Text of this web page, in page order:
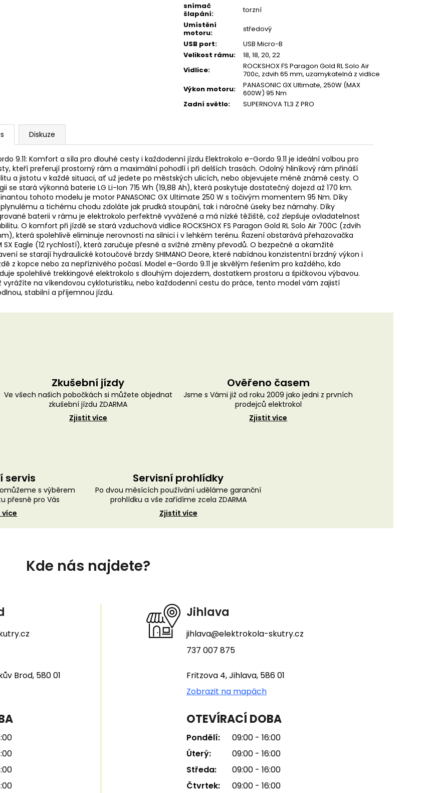
snímač
šlapání:
torzní
Umístění
motoru:
středový
USB port:
USB Micro-B
Velikost rámu:
18, 18, 20, 22
Vidlice:
ROCKSHOX FS Paragon Gold RL Solo Air
700c, zdvih 65 mm, uzamykatelná z vidlice
Výkon motoru:
PANASONIC GX Ultimate, 250W (MAX
600W) 95 Nm
Zadní světlo: SUPERNOVA TL3 Z PRO
Diskuze
9.11: Komfort a síla pro dlouhé cesty i každodenní jízdu Elektrokolo e-Gordo 9.11 je ideální volbou pro
kteří preferují prostorný rám a maximální pohodlí i při delších trasách. Odolný hliníkový rám přináší
a jistotu v každé situaci, ať už jedete po městských ulicích, nebo objevujete méně známé cesty. O
se stará výkonná baterie LG Li-Ion 715 Wh (19,88 Ah), která poskytuje dostatečný dojezd až 170 km.
tohoto modelu je motor PANASONIC GX Ultimate 250 W s točivým momentem 95 Nm. Díky
a tichému chodu zdoláte jak prudká stoupání, tak i náročné úseky bez námahy. Díky
baterii v rámu je elektrokolo perfektně vyvážené a má nízké těžiště, což zlepšuje ovladatelnost
O komfort při jízdě se stará vzduchová vidlice ROCKSHOX FS Paragon Gold RL Solo Air 700C (zdvih
která spolehlivě eliminuje nerovnosti na silnici i v lehkém terénu. Řazení obstarává přehazovačka
SX Eagle (12 rychlostí), která zaručuje přesné a svižné změny převodů. O bezpečné a okamžité
se starají hydraulické kotoučové brzdy SHIMANO Deore, které nabídnou konzistentní brzdný výkon i
z kopce nebo za nepříznivého počasí. Model e-Gordo 9.11 je skvělým řešením pro každého, kdo
spolehlivé trekkingové elektrokolo s dlouhým dojezdem, dostatkem prostoru a špičkovou výbavou.
vyrážíte na víkendovou cykloturistiku, nebo každodenní cestu do práce, tento model vám zajistí
stabilní a příjemnou jízdu.
Zkušební jízdy
Ve všech našich pobočkách si můžete objednat
zkušební jízdu ZDARMA
Zjistit více
Ověřeno časem
Jsme s Vámi již od roku 2009 jako jedni z prvních
prodejců elektrokol
Zjistit více
servis
s výběrem
přesně pro Vás
Servisní prohlídky
Po dvou měsících používání uděláme garanční
prohlídku a vše zařídíme zcela ZDARMA
Zjistit více
Kde nás najdete?
Brod, 580 01
Jihlava
jihlava@elektrokola-skutry.cz
737 007 875
Fritzova 4, Jihlava, 586 01
Zobrazit na mapách
OTEVÍRACÍ DOBA
Pondělí:
09:00 - 16:00
Úterý:
09:00 - 16:00
Středa:
09:00 - 16:00
Čtvrtek:
09:00 - 16:00